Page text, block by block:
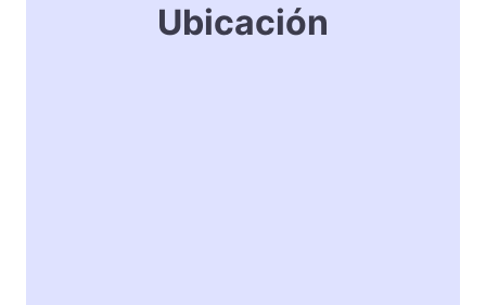
Ubicación